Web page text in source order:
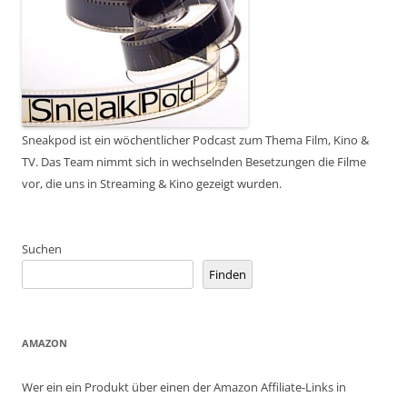
Sneakpod ist ein wöchentlicher Podcast zum Thema Film, Kino &
TV. Das Team nimmt sich in wechselnden Besetzungen die Filme
vor, die uns in Streaming & Kino gezeigt wurden.
Suchen
Finden
AMAZON
Wer ein ein Produkt über einen der Amazon Affiliate-Links in